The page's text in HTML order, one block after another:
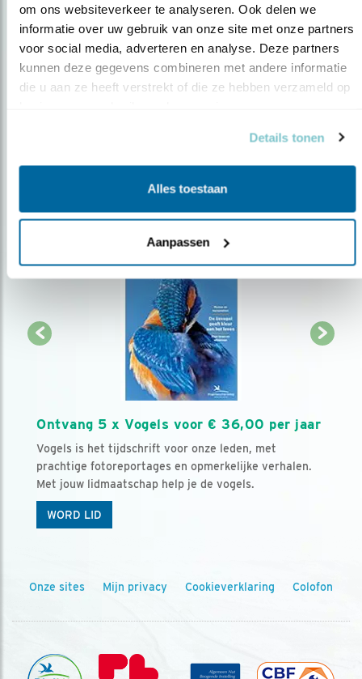
om ons websiteverkeer te analyseren. Ook delen we
informatie over uw gebruik van onze site met onze partners
voor social media, adverteren en analyse. Deze partners
kunnen deze gegevens combineren met andere informatie
die u aan ze heeft verstrekt of die ze hebben verzameld op
Details tonen
Alles toestaan
Aanpassen
Op de hoogte blijven?
Meld je aan en ontvang nieuws, inspiratie, acties en tips
over vogels en activiteiten van Vogelbescherming.
AANMELDEN VOGELNIEUWS
Ontvang 5 x Vogels voor € 36,00 per jaar
Vogels is het tijdschrift voor onze leden, met
prachtige fotoreportages en opmerkelijke verhalen.
Met jouw lidmaatschap help je de vogels.
WORD LID
Onze sites Mijn privacy Cookieverklaring Colofon